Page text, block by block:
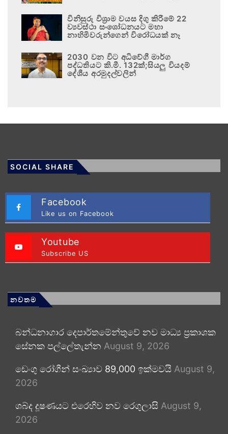
විනිසුරු විශ්‍රාම වයස දිගු කිරීමේ 22
ව්‍යවස්ථා සංශෝධනයට මහා
නාහිමිවරුන්ගෙන් විරෝධයක් නෑ
2030 වන විට අධිවේගී මාර්ග
පද්ධතියට කි.මී. 132ක්;සියලු වියදම්
දේශීය අරමුදල්වලින්
SOCIAL SHARE
Facebook
Like us on Facebook
Youtube
Subscribe US
නවතම
බන්ධනාගාර දෙපාර්තමේන්තුවේ නව මාධ්‍ය ප්‍රකාශක
සේනක පල්ලේතැන්න August 9, 2026
ඩෙංගු රෝගීන් සංඛ්‍යාව 89,000 ඉක්මවයි August 9,
2026
ශබ්ද දූෂණයට එරෙහිව නව රෙගුලාසි August 9,
2026